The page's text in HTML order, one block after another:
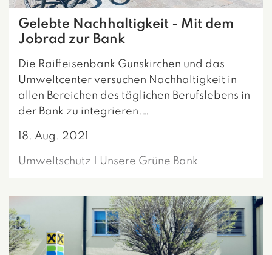
Gelebte Nachhaltigkeit - Mit dem
Jobrad zur Bank
Die Raiffeisenbank Gunskirchen und das
Umweltcenter versuchen Nachhaltigkeit in
allen Bereichen des täglichen Berufslebens in
der Bank zu integrieren.…
18. Aug. 2021
Umweltschutz | Unsere Grüne Bank